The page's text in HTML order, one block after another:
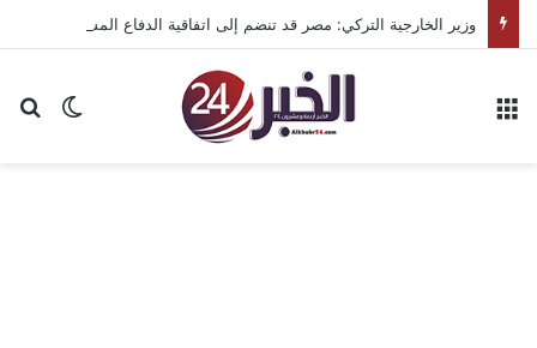
الوضع